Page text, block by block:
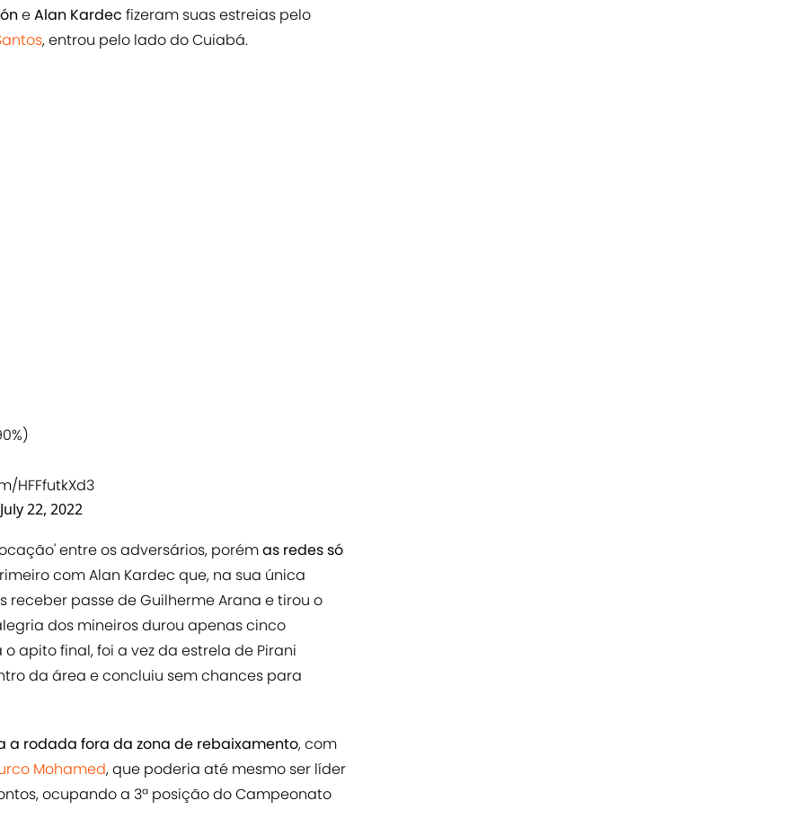
eAlan Kardec fizeram suas estreias pelo
, entrou pelo lado do Cuiabá.
HFFfutkXd3
July 22, 2022
entre os adversários, porémas redes só
com Alan Kardec que, na sua única
receber passe de Guilherme Arana e tirou o
dos mineiros durou apenas cinco
apito final, foi a vez da estrela de Pirani
da área e concluiu sem chances para
a rodada fora da zona de rebaixamento, com
Mohamed, que poderia até mesmo ser líder
ocupando a 3ª posição do Campeonato